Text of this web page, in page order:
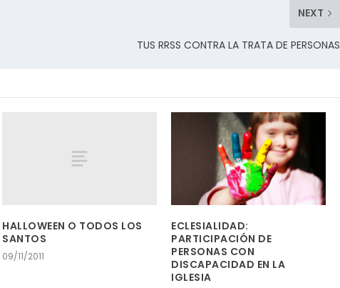
NEXT
TUS RRSS CONTRA LA TRATA DE PERSONAS
HALLOWEEN O TODOS LOS
SANTOS
09/11/2011
ECLESIALIDAD:
PARTICIPACIÓN DE
PERSONAS CON
DISCAPACIDAD EN LA
IGLESIA